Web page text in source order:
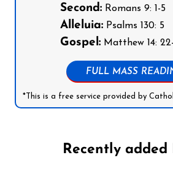
Second: Romans 9: 1-5
Alleluia: Psalms 130: 5
Gospel: Matthew 14:
FULL MASS
*This is a free service provided by
Recently added